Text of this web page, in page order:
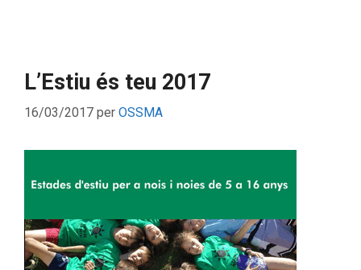
L’Estiu és teu 2017
16/03/2017 per OSSMA